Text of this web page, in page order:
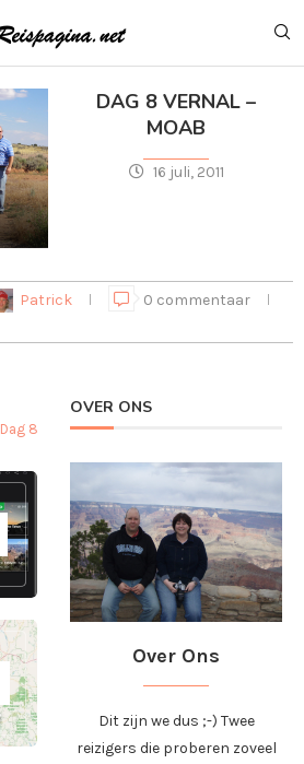
DAG 8 VERNAL –
MOAB
16 juli, 2011
Patrick
0 commentaar
Dag 8
OVER ONS
Over Ons
Dit zijn we dus ;-) Twee
reizigers die proberen zoveel